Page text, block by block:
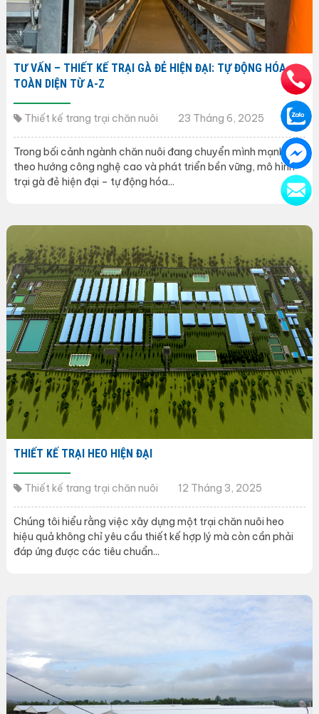
TƯ VẤN – THIẾT KẾ TRẠI GÀ ĐẺ HIỆN ĐẠI: TỰ ĐỘNG HÓA
TOÀN DIỆN TỪ A-Z
Thiết kế trang trại chăn nuôi 23 Tháng 6, 2025
Trong bối cảnh ngành chăn nuôi đang chuyển mình mạnh mẽ
theo hướng công nghệ cao và phát triển bền vững, mô hình
trại gà đẻ hiện đại – tự động hóa...
THIẾT KẾ TRẠI HEO HIỆN ĐẠI
Thiết kế trang trại chăn nuôi 12 Tháng 3, 2025
Chúng tôi hiểu rằng việc xây dựng một trại chăn nuôi heo
hiệu quả không chỉ yêu cầu thiết kế hợp lý mà còn cần phải
đáp ứng được các tiêu chuẩn...